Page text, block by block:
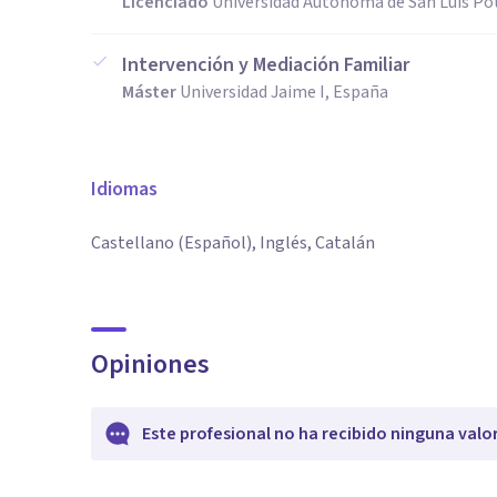
Intervención y Mediación Familiar
MásterUniversidad Jaime I, España
Idiomas
Castellano (Español), Inglés, Catalán
Opiniones
Este profesional no ha recibido ninguna